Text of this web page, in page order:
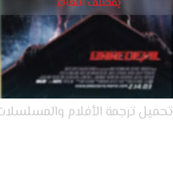
تحميل ترجمة الأفلام